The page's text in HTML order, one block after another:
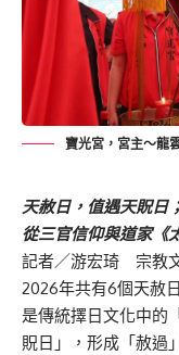
寶光宮，宮主～龍
天赦日，值遇天貺日
從三官信仰與道家《
記者／游宏琦 宗教
2026年共有6個天赦
是傳統擇日文化中的
貺日」，形成「赦過